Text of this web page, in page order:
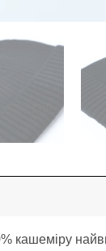
кашеміру